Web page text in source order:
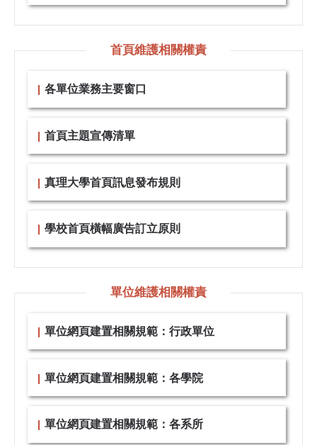
首頁維護相關權責
各單位業務主要窗口
首頁主題宣傳清單
真理大學首頁訊息發布規則
學校首頁橫幅廣告訂立原則
單位維護相關權責
單位網頁建置相關規範：行政單位
單位網頁建置相關規範：各學院
單位網頁建置相關規範：各系所